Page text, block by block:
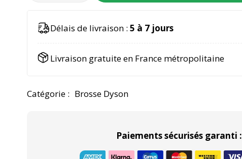
n
Délais de livraison : 5 à 7 jours
Livraison gratuite en France métropolitaine
Catégorie : Brosse Dyson
Paiements sécurisés garanti :